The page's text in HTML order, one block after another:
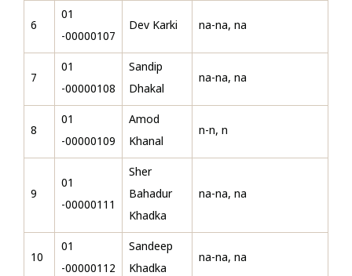
6
01
-00000107
Dev Karki na-na, na
7
01
-00000108
Sandip
Dhakal
na-na, na
8
01
-00000109
Amod
Khanal
n-n, n
9
01
-00000111
Sher
Bahadur
Khadka
na-na, na
10
01
-00000112
Sandeep
Khadka
na-na, na